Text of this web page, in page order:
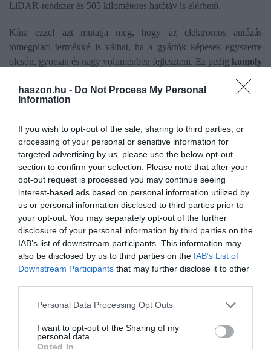
haszon.hu - Do Not Process My Personal
Information
If you wish to opt-out of the sale, sharing to third parties, or
processing of your personal or sensitive information for
targeted advertising by us, please use the below opt-out
section to confirm your selection. Please note that after your
opt-out request is processed you may continue seeing
interest-based ads based on personal information utilized by
us or personal information disclosed to third parties prior to
your opt-out. You may separately opt-out of the further
disclosure of your personal information by third parties on the
IAB’s list of downstream participants. This information may
also be disclosed by us to third parties on the IAB’s List of
Downstream Participants that may further disclose it to other
Please note that this website/app uses one or more Google
not limited to your visit or usage behaviour. You may click to
grant or deny consent to Google and its third-party tags to
Personal Data Processing Opt Outs
I want to opt-out of the Sharing of my
personal data.
Opted In
LiDAR-rendszer és 505 kilométeres hatótáv is elérhető.
Kína ezzel azt mutatja meg, hogy az elektromos autózás
tömegpiaci termékké is válhat, ha a gyártók képesek egyszerre
olcsón, gyorsan és nagy volumenben fejleszteni. Ez pedig komoly
megfizethető új autó egyre inkább hiánycikknek számít.
Olvasd el ezt is!
5+1 tipp, hogy parkoláskor is biztonságban tudd az
autód
Ha már használt, nem a luxus a kelendő az
autópiacon
Ezt nem láttuk jönni, szuperautó Portugáliából